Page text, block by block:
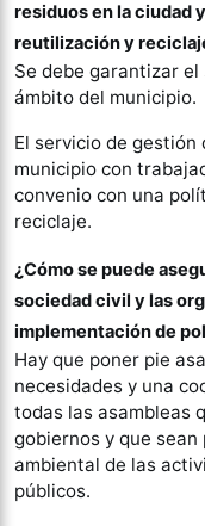
residuos en la ciudad
reutilización y
Se debe garantizar
ámbito del municipio.
El servicio de gestión
municipio con
convenio con una
reciclaje.
¿Cómo se puede
sociedad civil y las
implementación de
Hay que poner pie
necesidades y una
todas las asambleas
gobiernos y que
ambiental de las
públicos.